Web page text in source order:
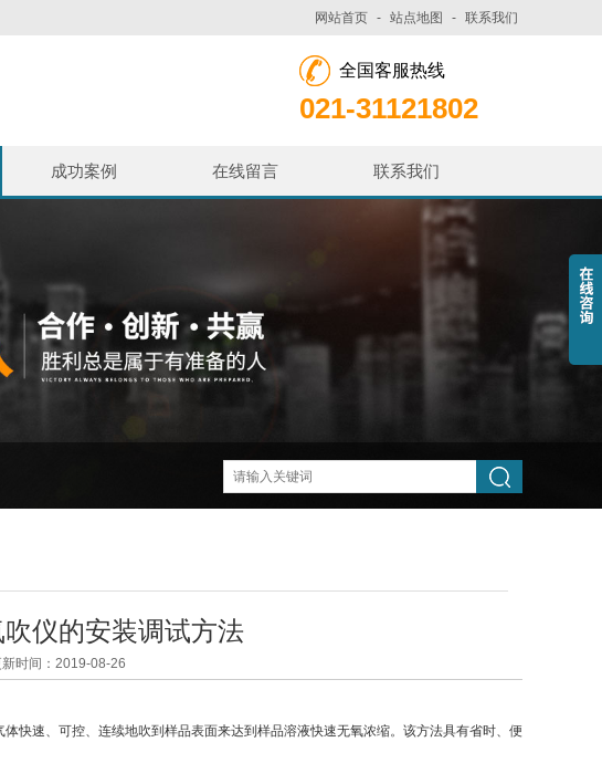
网站首页 - 站点地图 - 联系我们
全国客服热线
021-31121802
成功案例 在线留言 联系我们
仪的安装调试方法
时间：2019-08-26
快速、可控、连续地吹到样品表面来达到样品溶液快速无氧浓缩。该方法具有省时、便